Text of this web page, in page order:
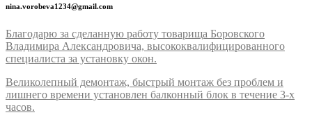
nina.vorobeva1234@gmail.com
Благодарю за сделанную работу товарища Боровского
Владимира Александровича, высококвалифицированного
специалиста за установку окон.
Великолепный демонтаж, быстрый монтаж без проблем и
лишнего времени установлен балконный блок в течение 3-х
часов.